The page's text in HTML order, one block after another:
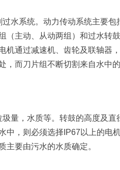
水系统。动力传动系统主要包
（主动、从动两组）和过水转
机通过减速机、齿轮及联轴器
而刀片组不断切割来自水中的
量，水质等。转鼓的高度及直
中，则必须选择IP67以上的电
主要由污水的水质确定。